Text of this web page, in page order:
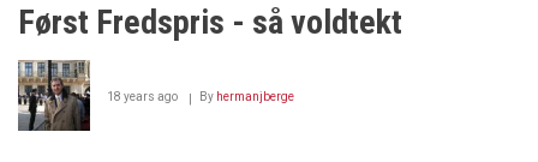
2007
Først Fredspris - så voldtekt
18 years ago By hermanjberge